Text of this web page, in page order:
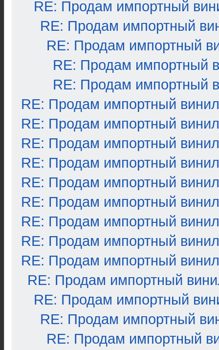
RE: Продам импортный
RE: Продам импортный
RE: Продам импортный
RE: Продам импортный
RE: Продам импортный
RE: Продам импортный винил
RE: Продам импортный винил
RE: Продам импортный винил
RE: Продам импортный винил
RE: Продам импортный винил
RE: Продам импортный винил
RE: Продам импортный винил
RE: Продам импортный винил
RE: Продам импортный винил
RE: Продам импортный
RE: Продам импортный
RE: Продам импортный
RE: Продам импортный